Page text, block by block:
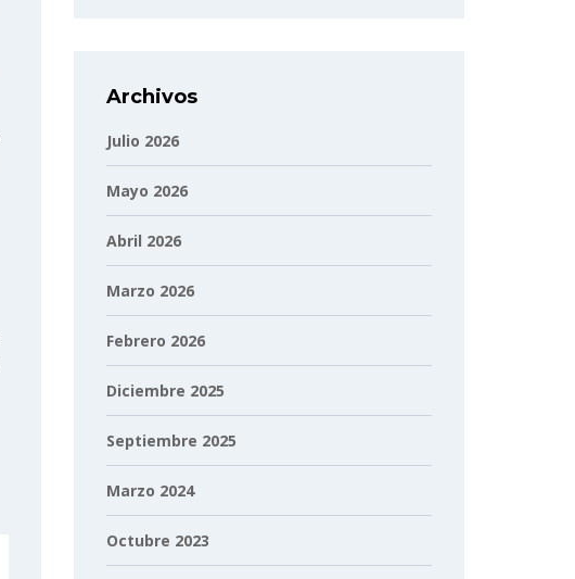
Archivos
Julio 2026
Mayo 2026
Abril 2026
Marzo 2026
Febrero 2026
Diciembre 2025
Septiembre 2025
Marzo 2024
Octubre 2023